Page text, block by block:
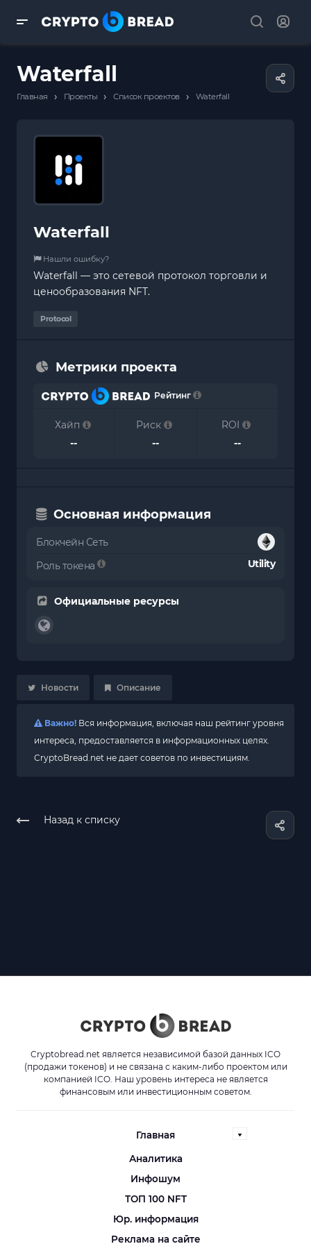
Waterfall
Главная › Проекты › Список проектов › Waterfall
Waterfall
Нашли ошибку?
Waterfall — это сетевой протокол торговли и
ценообразования NFT.
Protocol
Метрики проекта
Рейтинг
Хайп
--
Риск
--
ROI
--
Основная информация
Блокчейн Сеть
Роль токена
Utility
Официальные ресурсы
Новости Описание
Важно! Вся информация, включая наш рейтинг уровня
интереса, предоставляется в информационных целях.
CryptoBread.net не дает советов по инвестициям.
Назад к списку
Cryptobread.net является независимой базой данных ICO
(продажи токенов) и не связана с каким-либо проектом или
компанией ICO. Наш уровень интереса не является
финансовым или инвестиционным советом.
Главная
Аналитика
Инфошум
ТОП 100 NFT
Юр. информация
Реклама на сайте